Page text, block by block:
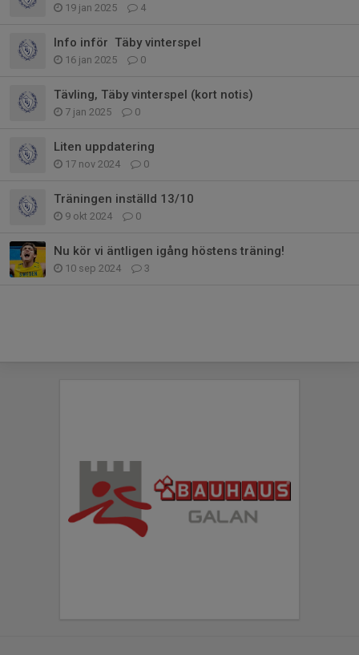
19 jan 2025 4
Info inför Täby vinterspel
16 jan 2025 0
Tävling, Täby vinterspel (kort notis)
7 jan 2025 0
Liten uppdatering
17 nov 2024 0
Träningen inställd 13/10
9 okt 2024 0
Nu kör vi äntligen igång höstens träning!
10 sep 2024 3